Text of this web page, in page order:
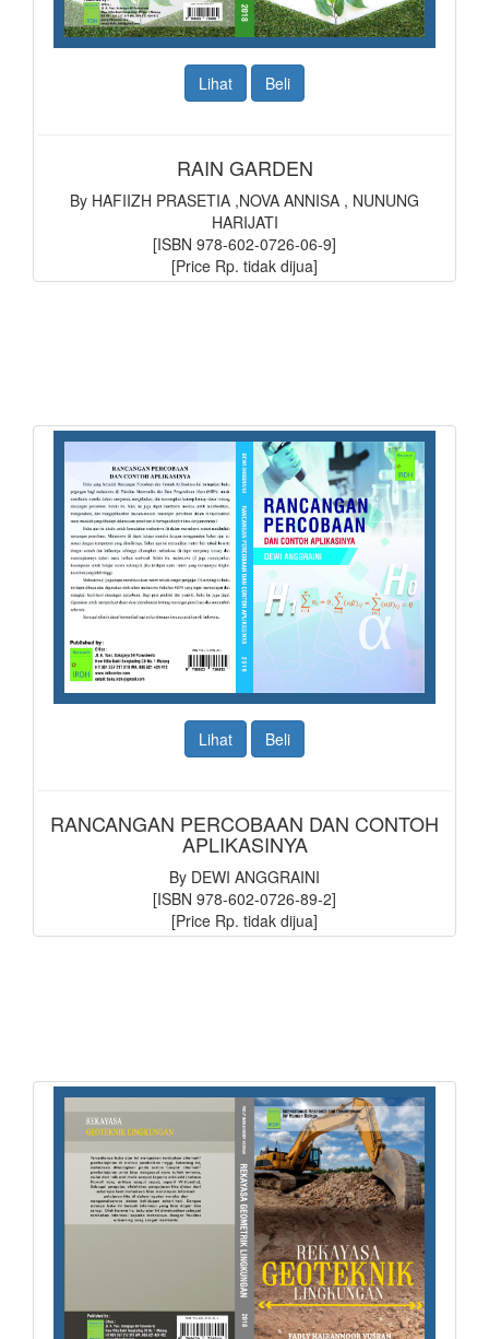
Lihat Beli
RAIN GARDEN
By HAFIIZH PRASETIA ,NOVA ANNISA , NUNUNG
HARIJATI
[ISBN 978-602-0726-06-9]
[Price Rp. tidak dijua]
Lihat Beli
RANCANGAN PERCOBAAN DAN CONTOH
APLIKASINYA
By DEWI ANGGRAINI
[ISBN 978-602-0726-89-2]
[Price Rp. tidak dijua]